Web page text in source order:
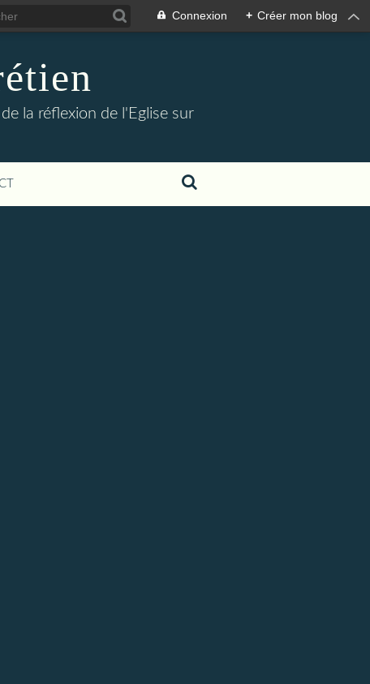
Connexion + Créer mon blog
la réflexion de l'Eglise sur